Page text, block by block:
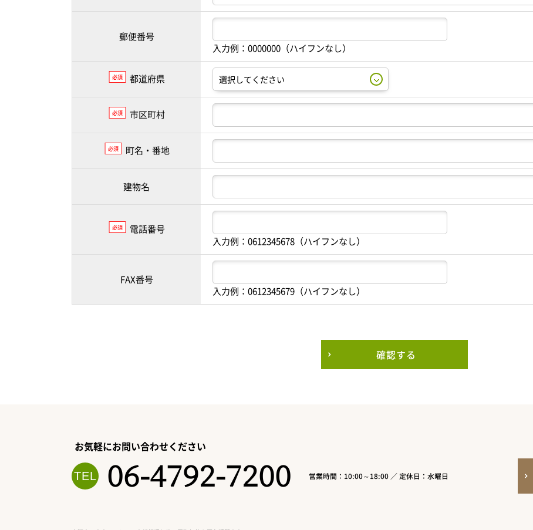
郵便番号
入力例：0000000（ハイフンなし）
必須 都道府県
必須 市区町村
必須 町名・番地
建物名
必須
電話番号
入力例：0612345678（ハイフンなし）
FAX番号
入力例：0612345679（ハイフンなし）
確認する
お気軽にお問い合わせください
06-4792-7200 営業時間：10:00～18:00 ／ 定休日：水曜日